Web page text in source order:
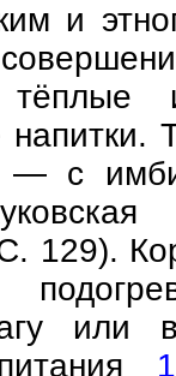
и
тёплые
— с
129).
или